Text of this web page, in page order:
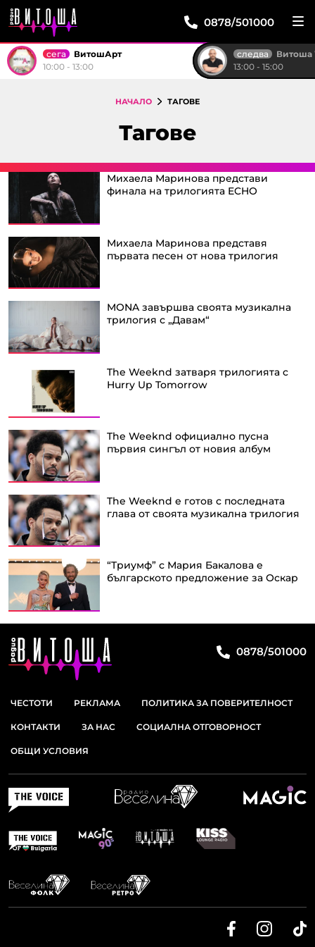
0878/501000
сега
ВитошАрт
10:00 - 13:00
следва
Витоша
13:00 - 15:00
НАЧАЛО ТАГОВЕ
Тагове
Михаела Маринова представи
финала на трилогията ECHO
Михаела Маринова представя
първата песен от нова трилогия
MONA завършва своята музикална
трилогия с „Давам“
The Weeknd затваря трилогията с
Hurry Up Tomorrow
The Weeknd официално пусна
първия сингъл от новия албум
The Weeknd е готов с последната
глава от своята музикална трилогия
“Tриумф” с Мария Бакалова е
българското предложение за Оскар
0878/501000
ЧЕСТОТИ РЕКЛАМА ПОЛИТИКА ЗА ПОВЕРИТЕЛНОСТ
КОНТАКТИ ЗА НАС СОЦИАЛНА ОТГОВОРНОСТ
ОБЩИ УСЛОВИЯ